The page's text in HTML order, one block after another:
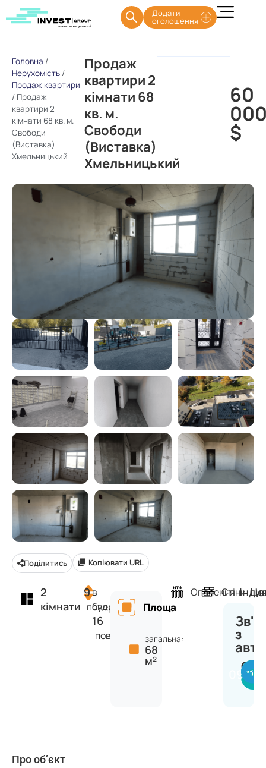
Додати
оголошення
Головна /
Нерухомість /
Продаж квартири
/ Продаж
квартири 2
кімнати 68 кв. м.
Свободи
(Виставка)
Хмельницький
Продаж
квартири 2
кімнати 68
кв. м.
Свободи
(Виставка)
Хмельницький
60
$
Поділитись Копіювати URL
2
кімнати
9
поверх
в
будинку
16
поверхів
Площа
загальна:
68
м²
ОпаленняСтіни
з
Про об’єкт